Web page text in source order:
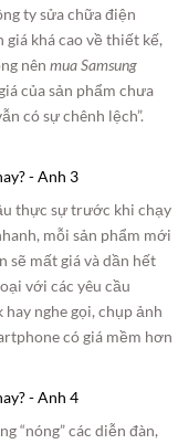
ty sửa chữa điện
khá cao về thiết kế,
nên mua Samsung
của sản phẩm chưa
có sự chênh lệch”.
thực sự trước khi chạy
mỗi sản phẩm mới
sẽ mất giá và dần hết
với các yêu cầu
nghe gọi, chụp ảnh
có giá mềm hơn
“nóng” các diễn đàn,